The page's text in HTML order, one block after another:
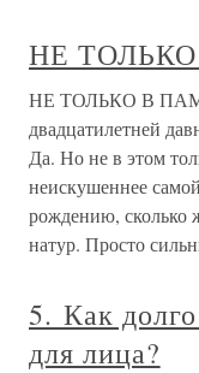
НЕ
НЕ ТОЛЬКО В
двадцатилетней
Да. Но не в этом
неискушеннее
рождению, сколько
натур. Просто
5. Как
для лица?